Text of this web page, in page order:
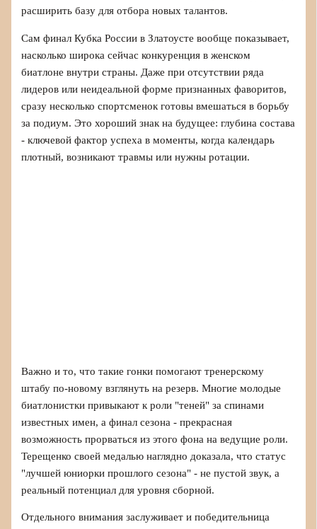
расширить базу для отбора новых талантов.
Сам финал Кубка России в Златоусте вообще показывает,
насколько широка сейчас конкуренция в женском
биатлоне внутри страны. Даже при отсутствии ряда
лидеров или неидеальной форме признанных фаворитов,
сразу несколько спортсменок готовы вмешаться в борьбу
за подиум. Это хороший знак на будущее: глубина состава
- ключевой фактор успеха в моменты, когда календарь
плотный, возникают травмы или нужны ротации.
Важно и то, что такие гонки помогают тренерскому
штабу по-новому взглянуть на резерв. Многие молодые
биатлонистки привыкают к роли "теней" за спинами
известных имен, а финал сезона - прекрасная
возможность прорваться из этого фона на ведущие роли.
Терещенко своей медалью наглядно доказала, что статус
"лучшей юниорки прошлого сезона" - не пустой звук, а
реальный потенциал для уровня сборной.
Отдельного внимания заслуживает и победительница